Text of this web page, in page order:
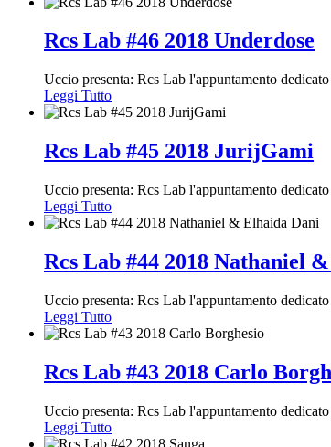
Rcs Lab #46 2018 Underdose
Uccio presenta: Rcs Lab l'appuntamento
Leggi Tutto
Rcs Lab #45 2018 JurijGami
Uccio presenta: Rcs Lab l'appuntamento
Leggi Tutto
Rcs Lab #44 2018 Nathaniel
Uccio presenta: Rcs Lab l'appuntamento
Leggi Tutto
Rcs Lab #43 2018 Carlo
Uccio presenta: Rcs Lab l'appuntamento
Leggi Tutto